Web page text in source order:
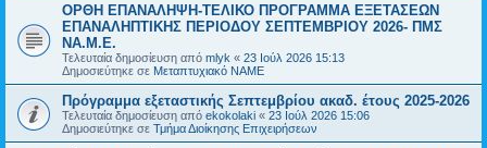
ΟΡΘΗ ΕΠΑΝΑΛΗΨΗ-ΤΕΛΙΚΟ ΠΡΟΓΡΑΜΜΑ ΕΞΕΤΑΣΕΩΝ
ΕΠΑΝΑΛΗΠΤΙΚΗΣ ΠΕΡΙΟΔΟΥ ΣΕΠΤΕΜΒΡΙΟΥ 2026- ΠΜΣ
ΝΑ.Μ.Ε.
Τελευταία δημοσίευση από mlyk « 23 Ιούλ 2026 15:13
Δημοσιεύτηκε σε Μεταπτυχιακό ΝΑΜΕ
Πρόγραμμα εξεταστικής Σεπτεμβρίου ακαδ. έτους 2025-2026
Τελευταία δημοσίευση από ekokolaki « 23 Ιούλ 2026 15:06
Δημοσιεύτηκε σε Τμήμα Διοίκησης Επιχειρήσεων